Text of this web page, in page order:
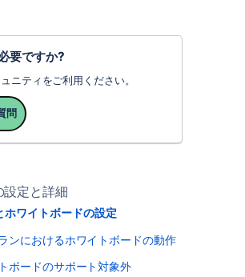
要ですか?
ニティをご利用ください。
問
定と詳細
ホワイトボードの設定
ンにおけるホワイトボードの動作
ボードのサポート対象外